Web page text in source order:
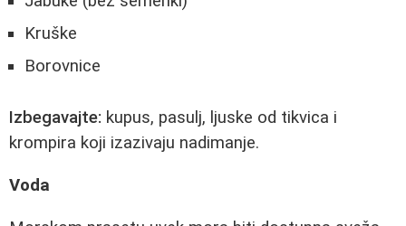
Kruške
Borovnice
Izbegavajte: kupus, pasulj, ljuske od tikvica i
krompira koji izazivaju nadimanje.
Voda